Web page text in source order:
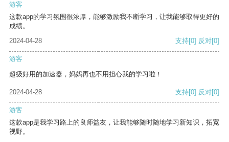
游客
这款app的学习氛围很浓厚，能够激励我不断学习，让我能够取得更好的
成绩。
2024-04-28
支持[0] 反对[0]
游客
超级好用的加速器，妈妈再也不用担心我的学习啦！
2024-04-28 支持[0] 反对[0]
游客
这款app是我学习路上的良师益友，让我能够随时随地学习新知识，拓宽
视野。